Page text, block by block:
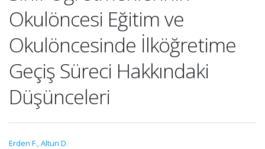
Okulöncesi Eğitim ve
Okulöncesinde İlköğretime
Geçiş Süreci Hakkındaki
Düşünceleri
Erden F.,Altun D.